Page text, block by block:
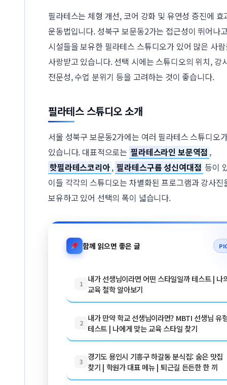
필라테스는 체형 개선, 코어 강화 및 유연성 증진에 효
운동법입니다. 성북구 보문동2가는 접근성이 뛰어나
시설들을 보유한 필라테스 스튜디오가 있어 많은 사
사랑받고 있습니다. 선택 시에는 스튜디오의 위치, 강
전문성, 수업 분위기 등을 고려하는 것이 좋습니다.
필라테스 스튜디오 소개
서울 성북구 보문동2가에는 여러 필라테스 스튜디오
있습니다. 대표적으로는 필라테스라인 보문역점 ,
핫필라테스코리아, 필라테스구름 성신여대점 등이
이들 각각의 스튜디오는 차별화된 프로그램과 강사진
보유하고 있어 선택의 폭이 넓습니다.
함께 읽으면 좋은 글
1
내가 선생님이라면 어떤 스타일일까 테스트 | 나
교육 철학 알아보기
2
내가 만약 학교 선생님이라면? MBTI 선생님 유
테스트 | 나에게 맞는 교육 스타일 찾기
3
경기도 용인시 기흥구 하갈동 분식집: 숨은 맛집
찾기 | 학원가 대표 메뉴 | 퇴근길 든든한 한 끼